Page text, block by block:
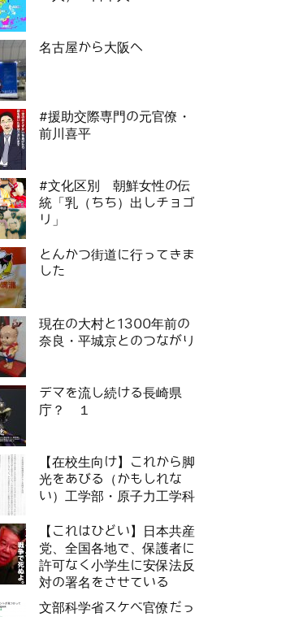
名古屋から大阪へ
#援助交際専門の元官僚・
前川喜平
#文化区別 朝鮮女性の伝
統「乳（ちち）出しチョゴ
リ」
とんかつ街道に行ってきま
した
現在の大村と1300年前の
奈良・平城京とのつながり
デマを流し続ける長崎県
庁？ １
【在校生向け】これから脚
光をあびる（かもしれな
い）工学部・原子力工学科
【これはひどい】日本共産
党、全国各地で、保護者に
許可なく小学生に安保法反
対の署名をさせている
文部科学省スケベ官僚だっ